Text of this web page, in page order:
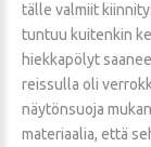
tälle valmiit
tuntuu kuitenkin
hiekkapölyt
reissulla oli
näytönsuoja
materiaalia, että